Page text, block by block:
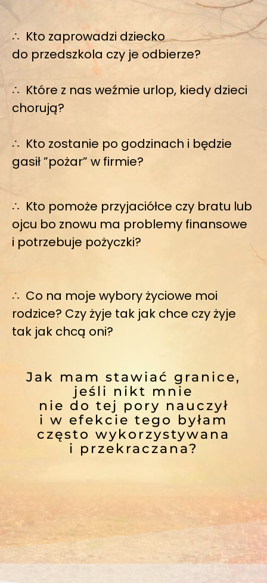
∴ Kto zaprowadzi dziecko
do przedszkola czy je odbierze?
∴ Które z nas weźmie urlop, kiedy dzieci
chorują?
∴ Kto zostanie po godzinach i będzie
gasił ”pożar” w firmie?
∴ Kto pomoże przyjaciółce czy bratu lub
ojcu bo znowu ma problemy finansowe
i potrzebuje pożyczki?
∴ Co na moje wybory życiowe moi
rodzice? Czy żyje tak jak chce czy żyje
tak jak chcą oni?
Jak mam stawiać granice,
jeśli nikt mnie
nie do tej pory nauczył
i w efekcie tego byłam
często wykorzystywana
i przekraczana?